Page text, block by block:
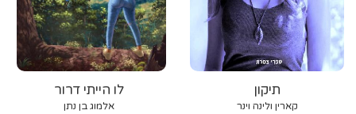
לו הייתי דרור
אלמוג בן נתן
תיקון
קארין ולינה וינר